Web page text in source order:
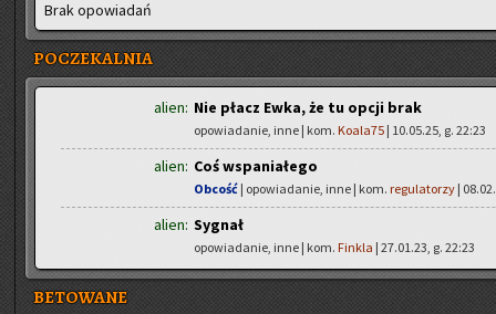
Brak opo­wia­dań
POCZEKALNIA
alien: Nie płacz Ewka, że tu opcji brak
opowiadanie, inne | kom. Koala75 | 10.05.25, g. 22:23
alien: Coś wspaniałego
Obcość | opowiadanie, inne | kom. regulatorzy |
alien: Sygnał
opowiadanie, inne | kom. Finkla | 27.01.23, g. 22:23
BETOWANE